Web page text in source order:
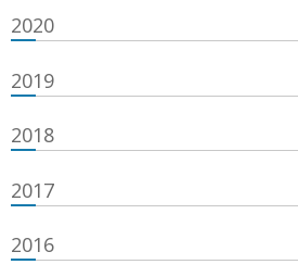
2020
2019
2018
2017
2016